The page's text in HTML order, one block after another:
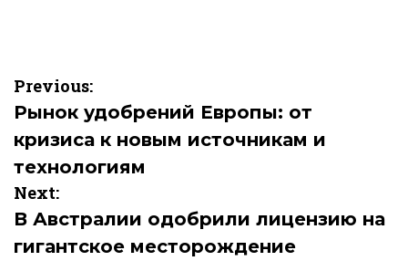
Навигация
по
записям
Previous:
Рынок удобрений Европы: от
кризиса к новым источникам и
технологиям
Next:
В Австралии одобрили лицензию на
гигантское месторождение